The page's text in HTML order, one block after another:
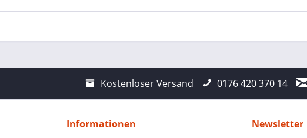
Kostenloser Versand 0176 420 370 14
Informationen Newsletter